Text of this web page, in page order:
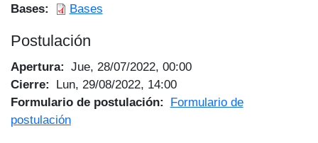
Bases Bases
Postulación
Apertura
Jue, 28/07/2022, 00:00
Cierre
Lun, 29/08/2022, 14:00
Formulario de postulación
Formulario de
postulación